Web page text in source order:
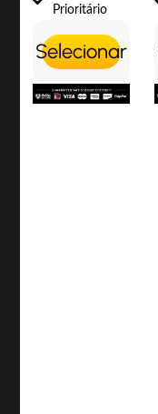
Prioritário
Selecionar